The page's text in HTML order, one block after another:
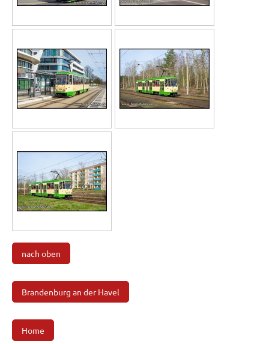
nach oben
Brandenburg an der Havel
Home